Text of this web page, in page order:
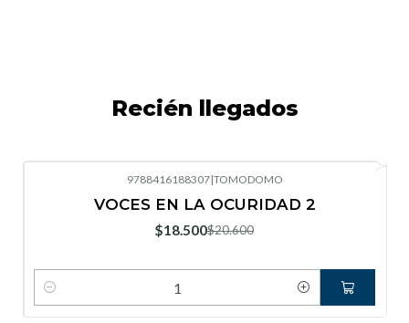
Recién llegados
9788416188307|TOMODOMO
VOCES EN LA OCURIDAD 2
$18.500$20.600
Cantidad